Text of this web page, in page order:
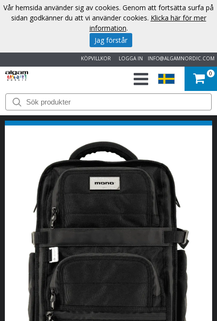
INFO@ALGAMNORDIC.COM
LOGGA IN
KÖPVILLKOR
START
VARUMÄRKEN
NYHETER
OM
OSS
KONTAKT
0
Vår hemsida använder sig av cookies. Genom att fortsätta surfa på
sidan godkänner du att vi använder cookies. Klicka här för mer
information.
Jag förstår